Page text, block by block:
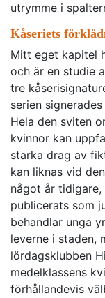
utrymme i
Kåseriets
Mitt eget kapitel
och är en studie
tre
serien
Hela den sviten
kvinnor kan
starka drag av
kan liknas vid
något år
publicerats som
behandlar unga
leverne i staden,
lördagsklubben
medelklassens
förhållandevis